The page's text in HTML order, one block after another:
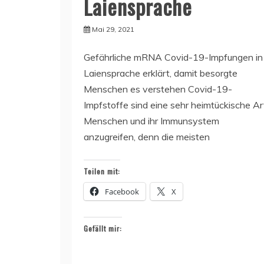
Mai 29, 2021
Gefährliche mRNA Covid-19-Impfungen in
Laiensprache erklärt, damit besorgte
Menschen es verstehen Covid-19-
Impfstoffe sind eine sehr heimtückische
Menschen und ihr Immunsystem
anzugreifen, denn die meisten
Teilen mit:
Facebook X
Gefällt mir: